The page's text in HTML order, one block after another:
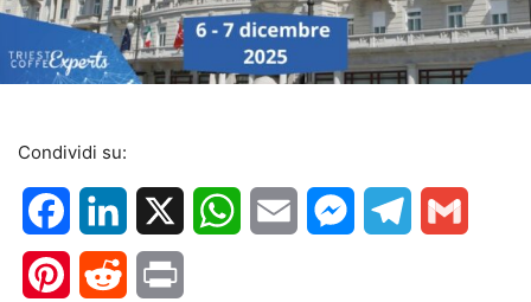
Condividi su:
FacebookLinkedIn WhatsApp
Email MessengerTelegram
PinterestReddit